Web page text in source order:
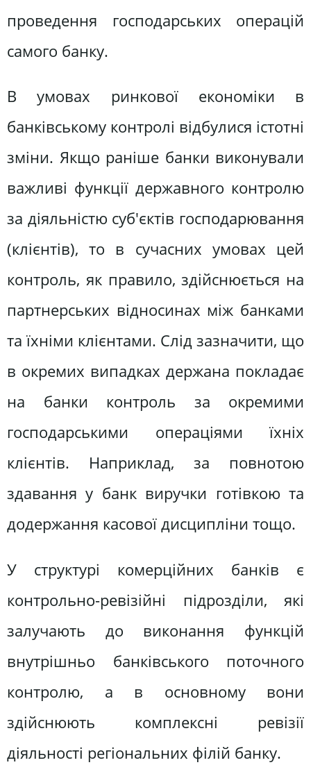
проведення господарських операцій
самого банку.
В умовах ринкової економіки в
банківському контролі відбулися істотні
зміни. Якщо раніше банки виконували
важливі функції державного контролю
за діяльністю суб'єктів господарювання
(клієнтів), то в сучасних умовах цей
контроль, як правило, здійснюється на
партнерських відносинах між банками
та їхніми клієнтами. Слід зазначити, що
в окремих випадках держана покладає
на банки контроль за окремими
господарськими операціями їхніх
клієнтів. Наприклад, за повнотою
здавання у банк виручки готівкою та
додержання касової дисципліни тощо.
У структурі комерційних банків є
контрольно-ревізійні підрозділи, які
залучають до виконання функцій
внутрішньо банківського поточного
контролю, а в основному вони
здійснюють комплексні ревізії
діяльності регіональних філій банку.